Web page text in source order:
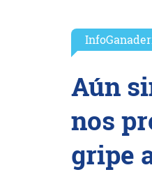
Aún
nos
gripe